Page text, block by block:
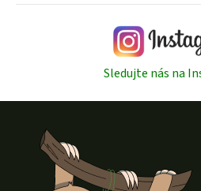
Sledujte nás na